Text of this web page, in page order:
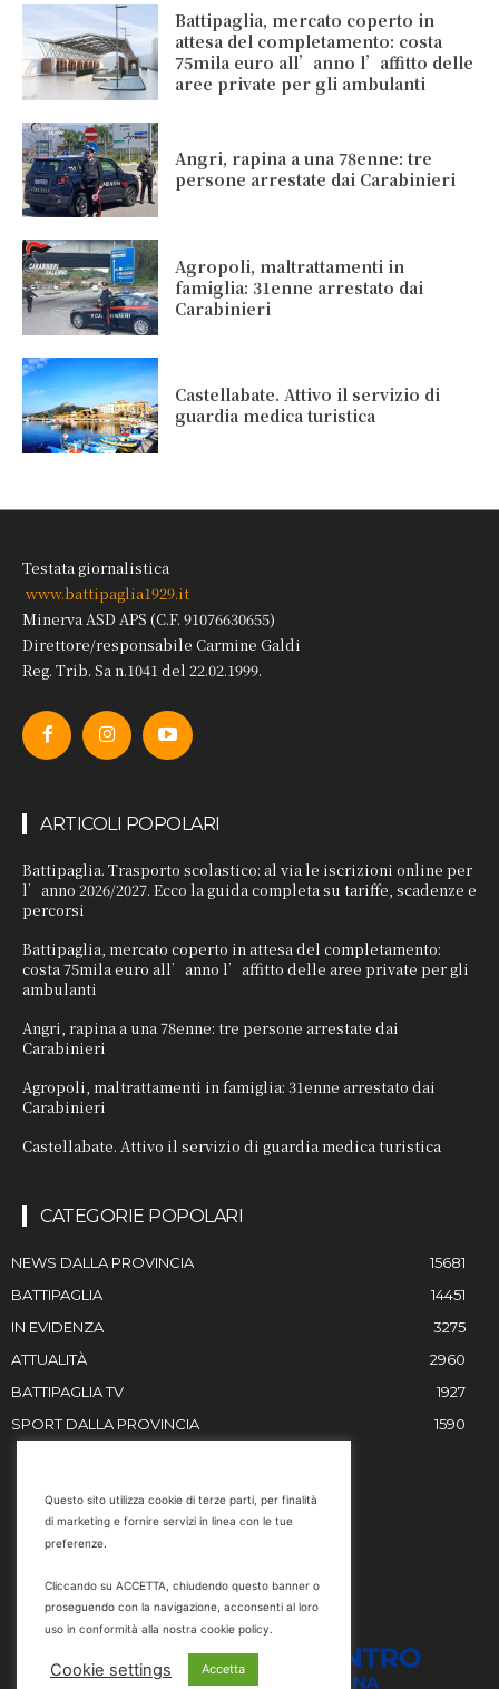
Battipaglia, mercato coperto in
attesa del completamento: costa
75mila euro all’anno l’affitto delle
aree private per gli ambulanti
Angri, rapina a una 78enne: tre
persone arrestate dai Carabinieri
Agropoli, maltrattamenti in
famiglia: 31enne arrestato dai
Carabinieri
Castellabate. Attivo il servizio di
guardia medica turistica
Testata giornalistica
www.battipaglia1929.it
Minerva ASD APS (C.F. 91076630655)
Direttore/responsabile Carmine Galdi
Reg. Trib. Sa n.1041 del 22.02.1999.
ARTICOLI POPOLARI
Battipaglia. Trasporto scolastico: al via le iscrizioni online per
l’anno 2026/2027. Ecco la guida completa su tariffe, scadenze e
percorsi
Battipaglia, mercato coperto in attesa del completamento:
costa 75mila euro all’anno l’affitto delle aree private per gli
ambulanti
Angri, rapina a una 78enne: tre persone arrestate dai
Carabinieri
Agropoli, maltrattamenti in famiglia: 31enne arrestato dai
Carabinieri
Castellabate. Attivo il servizio di guardia medica turistica
CATEGORIE POPOLARI
NEWS DALLA PROVINCIA
15681
BATTIPAGLIA
14451
IN EVIDENZA
3275
ATTUALITÀ
2960
BATTIPAGLIA TV
1927
SPORT DALLA PROVINCIA
1590
Email
marketing@battipaglia1929.it
carminegaldi@virgilio.it
Questo sito utilizza cookie di terze parti, per finalità
di marketing e fornire servizi in linea con le tue
preferenze.
Cliccando su ACCETTA, chiudendo questo banner o
proseguendo con la navigazione, acconsenti al loro
uso in conformità alla nostra cookie policy.
Cookie settings Accetta